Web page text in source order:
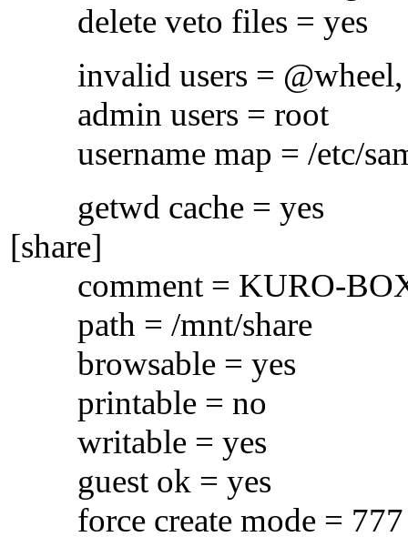
delete veto files = yes
invalid users = @wheel,
admin users = root
username map = /etc/
getwd cache = yes
[share]
comment = KURO-BOX
path = /mnt/share
browsable = yes
printable = no
writable = yes
guest ok = yes
force create mode = 777